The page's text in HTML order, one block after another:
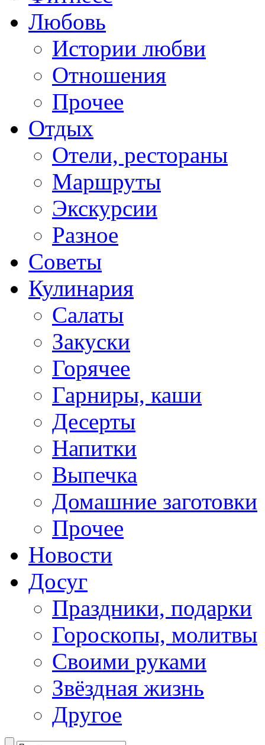
Любовь
Истории любви
Отношения
Прочее
Отдых
Отели, рестораны
Маршруты
Экскурсии
Разное
Советы
Кулинария
Салаты
Закуски
Горячее
Гарниры, каши
Десерты
Напитки
Выпечка
Домашние заготовки
Прочее
Новости
Досуг
Праздники, подарки
Гороскопы, молитвы
Своими руками
Звёздная жизнь
Другое